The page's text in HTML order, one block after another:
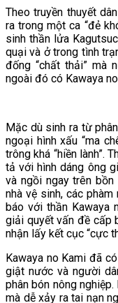
Theo truyền thuyết
ra trong một ca “đẻ
sinh thần lửa
quại và ở trong tình
đống “chất thải” mà
ngoài đó có Kawaya
Mặc dù sinh ra từ
ngoại hình xấu “ma
trông khá “hiền lành”.
tả với hình dáng ông
và ngồi ngay trên bồn
nhà vệ sinh, các
báo với thần Kawaya
giải quyết vấn đề cấp
nhận lấy kết cục “cực
Kawaya no Kami đã
giật nước và người
phân bón nông
mà dễ xảy ra tai nạn